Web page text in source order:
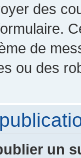
des
de
ou des
un